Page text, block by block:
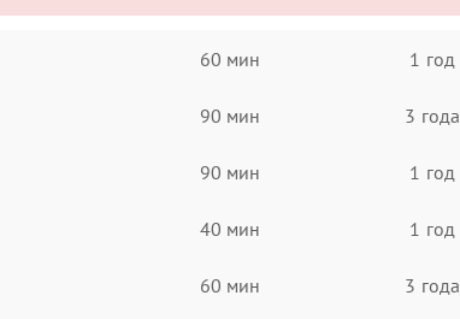
60 мин 1 год
90 мин 3 года
90 мин 1 год
40 мин 1 год
60 мин 3 года